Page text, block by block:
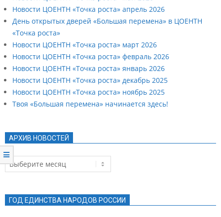
Новости ЦОЕНТН «Точка роста» апрель 2026
День открытых дверей «Большая перемена» в ЦОЕНТН
«Точка роста»
Новости ЦОЕНТН «Точка роста» март 2026
Новости ЦОЕНТН «Точка роста» февраль 2026
Новости ЦОЕНТН «Точка роста» январь 2026
Новости ЦОЕНТН «Точка роста» декабрь 2025
Новости ЦОЕНТН «Точка роста» ноябрь 2025
Твоя «Большая перемена» начинается здесь!
АРХИВ НОВОСТЕЙ
Архив
новостей
ГОД ЕДИНСТВА НАРОДОВ РОССИИ